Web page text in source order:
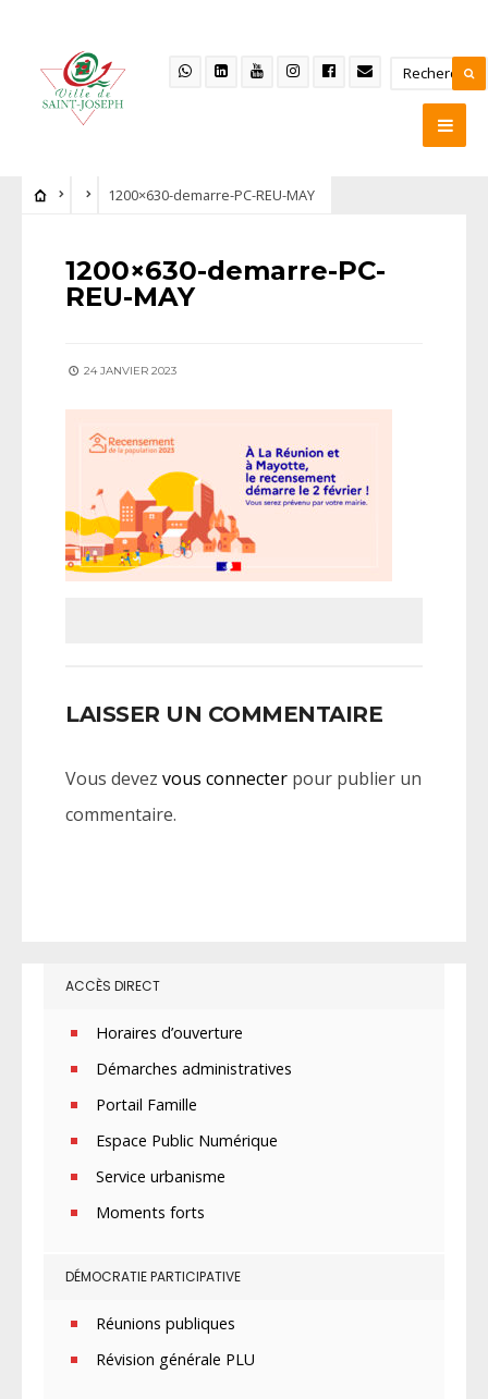
1200×630-demarre-PC-REU-MAY
1200×630-demarre-PC-
REU-MAY
24 JANVIER 2023
LAISSER UN COMMENTAIRE
Vous devez vous connecter pour publier un
commentaire.
ACCÈS DIRECT
Horaires d’ouverture
Démarches administratives
Portail Famille
Espace Public Numérique
Service urbanisme
Moments forts
DÉMOCRATIE PARTICIPATIVE
Réunions publiques
Révision générale PLU